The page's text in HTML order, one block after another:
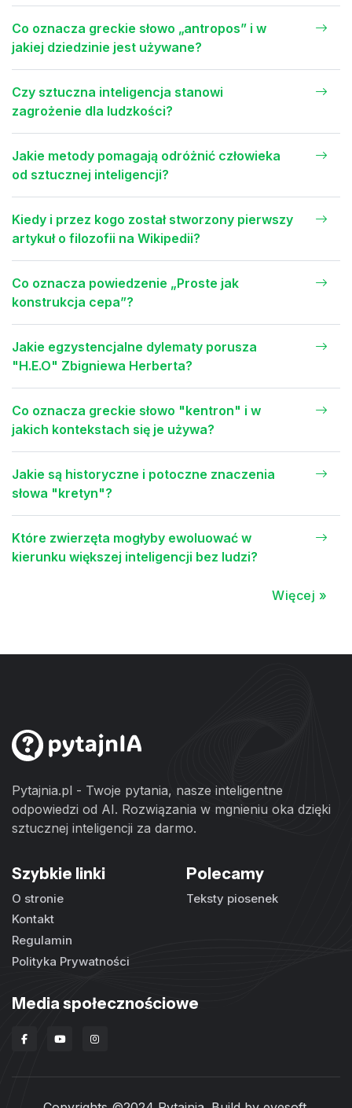
Co oznacza greckie słowo „antropos” i w
jakiej dziedzinie jest używane?
Czy sztuczna inteligencja stanowi
zagrożenie dla ludzkości?
Jakie metody pomagają odróżnić człowieka
od sztucznej inteligencji?
Kiedy i przez kogo został stworzony pierwszy
artykuł o filozofii na Wikipedii?
Co oznacza powiedzenie „Proste jak
konstrukcja cepa”?
Jakie egzystencjalne dylematy porusza
"H.E.O" Zbigniewa Herberta?
Co oznacza greckie słowo "kentron" i w
jakich kontekstach się je używa?
Jakie są historyczne i potoczne znaczenia
słowa "kretyn"?
Które zwierzęta mogłyby ewoluować w
kierunku większej inteligencji bez ludzi?
Więcej »
Pytajnia.pl - Twoje pytania, nasze inteligentne
odpowiedzi od AI. Rozwiązania w mgnieniu oka dzięki
sztucznej inteligencji za darmo.
Szybkie linki
O stronie
Kontakt
Regulamin
Polityka Prywatności
Polecamy
Teksty piosenek
Media społecznościowe